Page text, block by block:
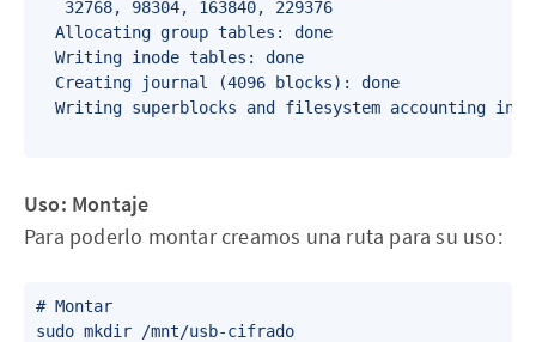
Allocating group tables:
Writing inode tables:
  Creating journal (4096 blocks): done
Writing superblocks and filesystem accounting
Uso: Montaje
Para poderlo montar creamos una ruta para su uso:
# Montar
sudo mkdir /mnt/usb-cifrado